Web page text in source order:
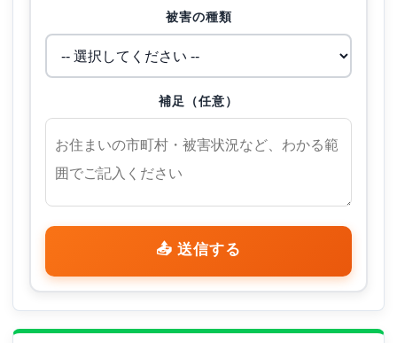
被害の種類
補足（任意）
📤 送信する